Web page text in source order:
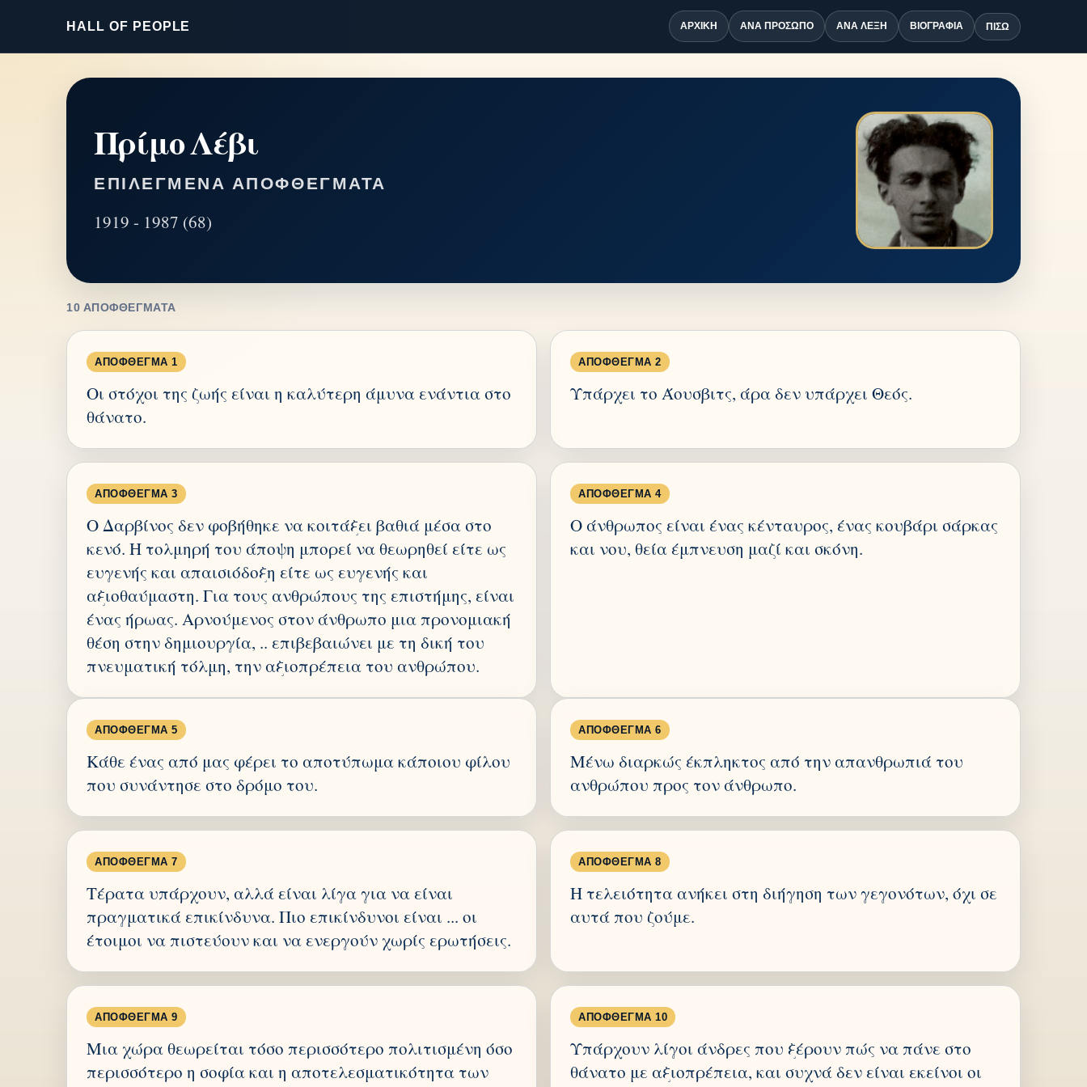
HALL OF PEOPLE ΑΡΧΙΚΉ ΑΝΆ ΠΡΌΣΩΠΟ ΑΝΆ ΛΈΞΗ ΒΙΟΓΡΑΦΊΑ ΠΊΣΩ
Πρίμο Λέβι
ΕΠΙΛΕΓΜΈΝΑ ΑΠΟΦΘΈΓΜΑΤΑ
1919 - 1987 (68)
10 ΑΠΟΦΘΈΓΜΑΤΑ
ΑΠΌΦΘΕΓΜΑ 1
Οι στόχοι της ζωής είναι η καλύτερη άμυνα ενάντια στο
θάνατο.
ΑΠΌΦΘΕΓΜΑ 2
Υπάρχει το Άουσβιτς, άρα δεν υπάρχει Θεός.
ΑΠΌΦΘΕΓΜΑ 3
Ο Δαρβίνος δεν φοβήθηκε να κοιτάξει βαθιά μέσα στο
κενό. Η τολμηρή του άποψη μπορεί να θεωρηθεί είτε ως
ευγενής και απαισιόδοξη είτε ως ευγενής και
αξιοθαύμαστη. Για τους ανθρώπους της επιστήμης, είναι
ένας ήρωας. Αρνούμενος στον άνθρωπο μια προνομιακή
θέση στην δημιουργία, .. επιβεβαιώνει με τη δική του
πνευματική τόλμη, την αξιοπρέπεια του ανθρώπου.
ΑΠΌΦΘΕΓΜΑ 4
Ο άνθρωπος είναι ένας κένταυρος, ένας κουβάρι σάρκας
και νου, θεία έμπνευση μαζί και σκόνη.
ΑΠΌΦΘΕΓΜΑ 5
Κάθε ένας από μας φέρει το αποτύπωμα κάποιου φίλου
που συνάντησε στο δρόμο του.
ΑΠΌΦΘΕΓΜΑ 6
Μένω διαρκώς έκπληκτος από την απανθρωπιά του
ανθρώπου προς τον άνθρωπο.
ΑΠΌΦΘΕΓΜΑ 7
Τέρατα υπάρχουν, αλλά είναι λίγα για να είναι
πραγματικά επικίνδυνα. Πιο επικίνδυνοι είναι ... οι
έτοιμοι να πιστεύουν και να ενεργούν χωρίς ερωτήσεις.
ΑΠΌΦΘΕΓΜΑ 8
Η τελειότητα ανήκει στη διήγηση των γεγονότων, όχι σε
αυτά που ζούμε.
ΑΠΌΦΘΕΓΜΑ 9
Μια χώρα θεωρείται τόσο περισσότερο πολιτισμένη όσο
περισσότερο η σοφία και η αποτελεσματικότητα των
ΑΠΌΦΘΕΓΜΑ 10
Υπάρχουν λίγοι άνδρες που ξέρουν πώς να πάνε στο
θάνατο με αξιοπρέπεια, και συχνά δεν είναι εκείνοι οι